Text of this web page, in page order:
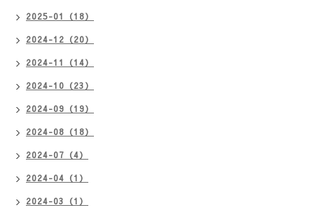
2025-01（18）
2024-12（20）
2024-11（14）
2024-10（23）
2024-09（19）
2024-08（18）
2024-07（4）
2024-04（1）
2024-03（1）